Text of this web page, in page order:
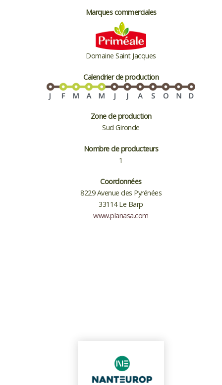
Marques commerciales
Domaine Saint Jacques
Calendrier de production
Zone de production
Sud Gironde
Nombre de producteurs
1
Coordonnées
8229 Avenue des Pyrénées
33114 Le Barp
www.planasa.com